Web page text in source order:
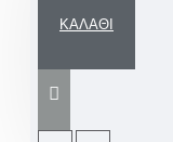
ΚΑΛΆΘΙ
μπομπονιέρα